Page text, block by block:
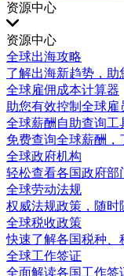
资源中心
资源中心
全球出海攻略
了解出海新趋势，助
全球雇佣成本计算器
助您有效控制全球雇
全球薪酬自助查询工
免费查询全球薪酬
全球政府机构
轻松查看各国政府部
全球劳动法规
权威法规政策，随时
全球税收政策
快速了解各国税种、
全球工作签证
全面解读各国工作签